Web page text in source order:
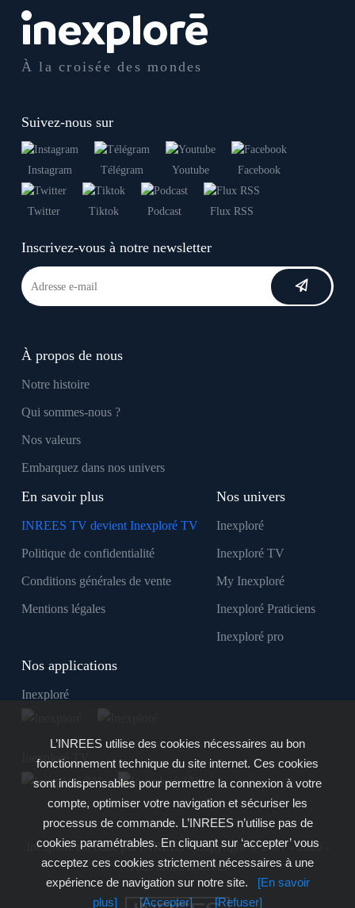
À la croisée des mondes
Suivez-nous sur
Instagram Télégram Youtube Facebook
Twitter Tiktok Podcast Flux RSS
Inscrivez-vous à notre newsletter
À propos de nous
Notre histoire
Qui sommes-nous ?
Nos valeurs
Embarquez dans nos univers
En savoir plus
INREES TV devient Inexploré TV
Politique de confidentialité
Conditions générales de vente
Mentions légales
Nos univers
Inexploré
Inexploré TV
My Inexploré
Inexploré Praticiens
Inexploré pro
Nos applications
Inexploré
Inexploré TV
Inexploré est édité par INREES - Copyright © 2007 - 2026 -
Tous droits réservés
L’INREES utilise des cookies nécessaires au bon
fonctionnement technique du site internet. Ces cookies
sont indispensables pour permettre la connexion à votre
compte, optimiser votre navigation et sécuriser les
processus de commande. L’INREES n’utilise pas de
cookies paramétrables. En cliquant sur ‘accepter’ vous
acceptez ces cookies strictement nécessaires à une
expérience de navigation sur notre site.
[En savoir
plus]
[Accepter] [Refuser]